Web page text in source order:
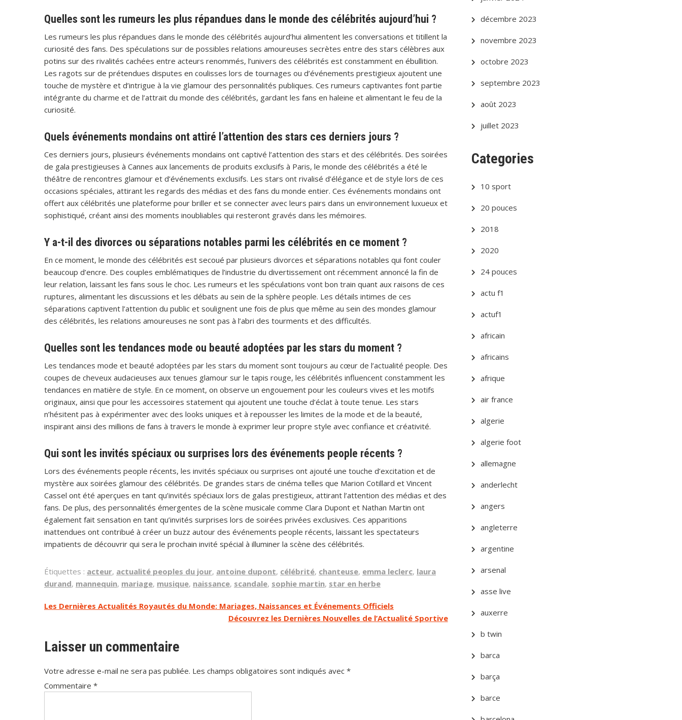
Quelles sont les rumeurs les plus répandues dans le monde des célébrités aujourd’hui ?
Les rumeurs les plus répandues dans le monde des célébrités aujourd’hui alimentent les conversations et titillent la
curiosité des fans. Des spéculations sur de possibles relations amoureuses secrètes entre des stars célèbres aux
potins sur des rivalités cachées entre acteurs renommés, l’univers des célébrités est constamment en ébullition.
Les ragots sur de prétendues disputes en coulisses lors de tournages ou d’événements prestigieux ajoutent une
touche de mystère et d’intrigue à la vie glamour des personnalités publiques. Ces rumeurs captivantes font partie
intégrante du charme et de l’attrait du monde des célébrités, gardant les fans en haleine et alimentant le feu de la
curiosité.
Quels événements mondains ont attiré l’attention des stars ces derniers jours ?
Ces derniers jours, plusieurs événements mondains ont captivé l’attention des stars et des célébrités. Des soirées
de gala prestigieuses à Cannes aux lancements de produits exclusifs à Paris, le monde des célébrités a été le
théâtre de rencontres glamour et d’événements exclusifs. Les stars ont rivalisé d’élégance et de style lors de ces
occasions spéciales, attirant les regards des médias et des fans du monde entier. Ces événements mondains ont
offert aux célébrités une plateforme pour briller et se connecter avec leurs pairs dans un environnement luxueux et
sophistiqué, créant ainsi des moments inoubliables qui resteront gravés dans les mémoires.
Y a-t-il des divorces ou séparations notables parmi les célébrités en ce moment ?
En ce moment, le monde des célébrités est secoué par plusieurs divorces et séparations notables qui font couler
beaucoup d’encre. Des couples emblématiques de l’industrie du divertissement ont récemment annoncé la fin de
leur relation, laissant les fans sous le choc. Les rumeurs et les spéculations vont bon train quant aux raisons de ces
ruptures, alimentant les discussions et les débats au sein de la sphère people. Les détails intimes de ces
séparations captivent l’attention du public et soulignent une fois de plus que même au sein des mondes glamour
des célébrités, les relations amoureuses ne sont pas à l’abri des tourments et des difficultés.
Quelles sont les tendances mode ou beauté adoptées par les stars du moment ?
Les tendances mode et beauté adoptées par les stars du moment sont toujours au cœur de l’actualité people. Des
coupes de cheveux audacieuses aux tenues glamour sur le tapis rouge, les célébrités influencent constamment les
tendances en matière de style. En ce moment, on observe un engouement pour les couleurs vives et les motifs
originaux, ainsi que pour les accessoires statement qui ajoutent une touche d’éclat à toute tenue. Les stars
n’hésitent pas à expérimenter avec des looks uniques et à repousser les limites de la mode et de la beauté,
inspirant ainsi des millions de fans à travers le monde à exprimer leur propre style avec confiance et créativité.
Qui sont les invités spéciaux ou surprises lors des événements people récents ?
Lors des événements people récents, les invités spéciaux ou surprises ont ajouté une touche d’excitation et de
mystère aux soirées glamour des célébrités. De grandes stars de cinéma telles que Marion Cotillard et Vincent
Cassel ont été aperçues en tant qu’invités spéciaux lors de galas prestigieux, attirant l’attention des médias et des
fans. De plus, des personnalités émergentes de la scène musicale comme Clara Dupont et Nathan Martin ont
également fait sensation en tant qu’invités surprises lors de soirées privées exclusives. Ces apparitions
inattendues ont contribué à créer un buzz autour des événements people récents, laissant les spectateurs
impatients de découvrir qui sera le prochain invité spécial à illuminer la scène des célébrités.
Étiquettes : acteur, actualité peoples du jour, antoine dupont, célébrité, chanteuse, emma leclerc, laura
durand, mannequin, mariage, musique, naissance, scandale, sophie martin, star en herbe
Navigation
l’article
Les Dernières Actualités Royautés du Monde: Mariages, Naissances et Événements Officiels
Découvrez les Dernières Nouvelles de l’Actualité Sportive
Laisser un commentaire
Votre adresse e-mail ne sera pas publiée. Les champs obligatoires sont indiqués avec *
Commentaire *
décembre 2023
novembre 2023
octobre 2023
septembre 2023
août 2023
juillet 2023
Categories
10 sport
20 pouces
2018
2020
24 pouces
actu f1
actuf1
africain
africains
afrique
air france
algerie
algerie foot
allemagne
anderlecht
angers
angleterre
argentine
arsenal
asse live
auxerre
b twin
barca
barça
barce